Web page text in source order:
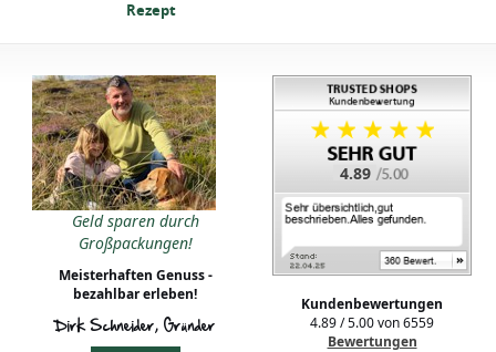
Rezept
Geld sparen durch
Großpackungen!
Meisterhaften Genuss -
bezahlbar erleben!
Dirk Schneider, Gründer
4.89
Kundenbewertungen
4.89/5.00von6559
Bewertungen